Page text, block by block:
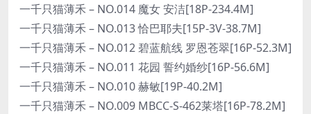
一千只猫薄禾 – NO.014 魔女 安洁[18P-234.4M]
一千只猫薄禾 – NO.013 恰巴耶夫[15P-3V-38.7M]
一千只猫薄禾 – NO.012 碧蓝航线 罗恩苍翠[16P-52.3M]
一千只猫薄禾 – NO.011 花园 誓约婚纱[16P-56.6M]
一千只猫薄禾 – NO.010 赫敏[19P-40.2M]
一千只猫薄禾 – NO.009 MBCC-S-462莱塔[16P-78.2M]